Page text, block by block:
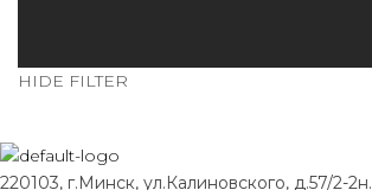
HIDE FILTER
220103, г.Минск, ул.Калиновского, д.57/2-2н.